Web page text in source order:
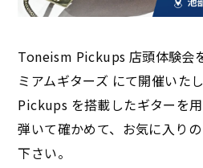
Toneism Pickups 店頭体験会
ミアムギターズ にて開催いた
Pickups を搭載したギターを用
弾いて確かめて、お気に入り
下さい。